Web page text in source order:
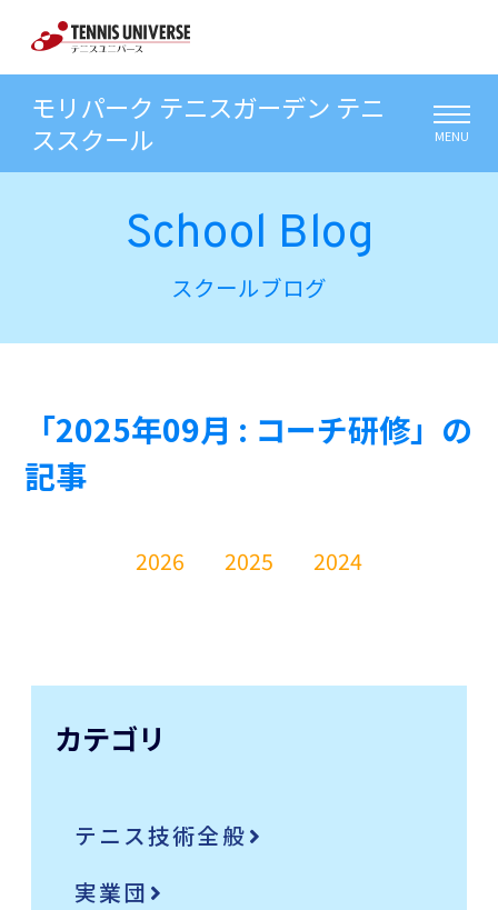
モリパーク テニスガーデン テニ
ススクール
MENU
School Blog
スクールブログ
「2025年09月 : コーチ研修」の
記事
2026 2025 2024
カテゴリ
テニス技術全般
実業団